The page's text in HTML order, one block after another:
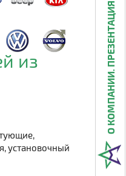
из
установочный
О КОМПАНИИ. ПРЕЗЕНТАЦИЯ